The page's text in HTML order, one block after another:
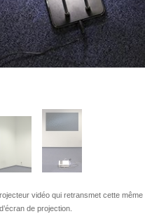
vidéo qui retransmet cette même
de projection.